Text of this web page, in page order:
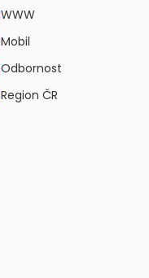
WWW
Mobil
Odbornost
Region ČR